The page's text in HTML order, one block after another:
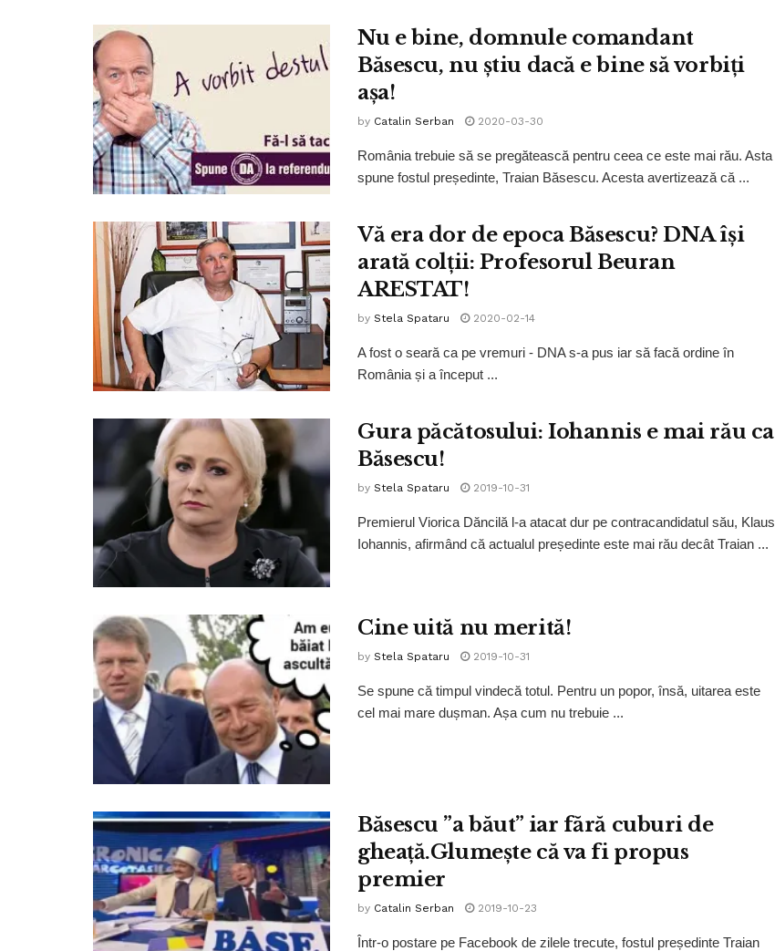
Nu e bine, domnule comandant
Băsescu, nu știu dacă e bine să vorbiți
așa!
by Catalin Serban 2020-03-30
România trebuie să se pregătească pentru ceea ce este mai rău. Asta
spune fostul președinte, Traian Băsescu. Acesta avertizează că ...
Vă era dor de epoca Băsescu? DNA își
arată colții: Profesorul Beuran
ARESTAT!
by Stela Spataru 2020-02-14
A fost o seară ca pe vremuri - DNA s-a pus iar să facă ordine în
România și a început ...
Gura păcătosului: Iohannis e mai rău ca
Băsescu!
by Stela Spataru 2019-10-31
Premierul Viorica Dăncilă l-a atacat dur pe contracandidatul său, Klaus
Iohannis, afirmând că actualul președinte este mai rău decât Traian ...
Cine uită nu merită!
by Stela Spataru 2019-10-31
Se spune că timpul vindecă totul. Pentru un popor, însă, uitarea este
cel mai mare dușman. Așa cum nu trebuie ...
Băsescu ”a băut” iar fără cuburi de
gheață.Glumește că va fi propus
premier
by Catalin Serban 2019-10-23
Într-o postare pe Facebook de zilele trecute, fostul președinte Traian